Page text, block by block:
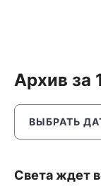
Архив за
ВЫБРАТЬ
Света ждет